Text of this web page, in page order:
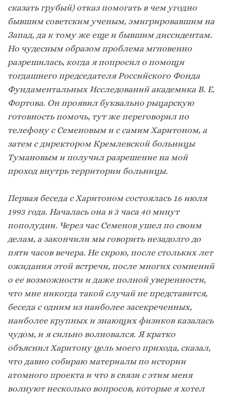
сказать грубый) отказ помогать в чем угодно
бывшим советским ученым, эмигрировавшим на
Запад, да к тому же еще и бывшим диссидентам.
Но чудесным образом проблема мгновенно
разрешилась, когда я попросил о помощи
тогдашнего председателя Российского Фонда
Фундаментальных Исследований академика В. Е.
Фортова. Он проявил буквально рыцарскую
готовность помочь, тут же переговорил по
телефону с Семеновым и с самим Харитоном, а
затем с директором Кремлевской больницы
Тумановым и получил разрешение на мой
проход внутрь территории больницы.
Первая беседа с Харитоном состоялась 16 июля
1993 года. Началась она в 3 часа 40 минут
пополудни. Через час Семенов ушел по своим
делам, а закончили мы говорить незадолго до
пяти часов вечера. Не скрою, после стольких лет
ожидания этой встречи, после многих сомнений
о ее возможности и даже полной уверенности,
что мне никогда такой случай не представится,
беседа с одним из наиболее засекреченных,
наиболее крупных и знающих физиков казалась
чудом, и я сильно волновался. Я кратко
объяснил Харитону цель моего прихода, сказал,
что давно собираю материалы по истории
атомного проекта и что в связи с этим меня
волнуют несколько вопросов, которые я хотел